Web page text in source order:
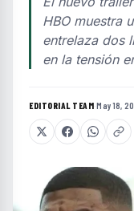
HBO muestra
entrelaza dos
en la tensión
EDITORIAL TEAM·May 18,